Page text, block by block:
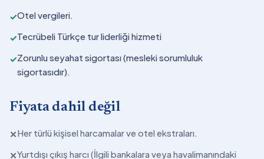
✓Otel vergileri.
✓Tecrübeli Türkçe tur liderliği hizmeti
✓Zorunlu seyahat sigortası (mesleki sorumluluk
sigortasıdır).
Fiyata dahil değil
✕Her türlü kişisel harcamalar ve otel ekstraları.
✕Yurtdışı çıkış harcı (İlgili bankalara veya havalimanındaki